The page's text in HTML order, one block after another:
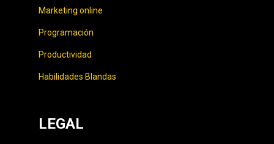
Marketing online
Programación
Productividad
Habilidades Blandas
LEGAL